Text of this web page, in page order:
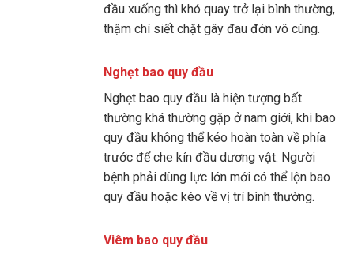
đầu xuống thì khó quay trở lại bình thường,
thậm chí siết chặt gây đau đớn vô cùng.
Nghẹt bao quy đầu
Nghẹt bao quy đầu là hiện tượng bất
thường khá thường gặp ở nam giới, khi bao
quy đầu không thể kéo hoàn toàn về phía
trước để che kín đầu dương vật. Người
bệnh phải dùng lực lớn mới có thể lộn bao
quy đầu hoặc kéo về vị trí bình thường.
Viêm bao quy đầu